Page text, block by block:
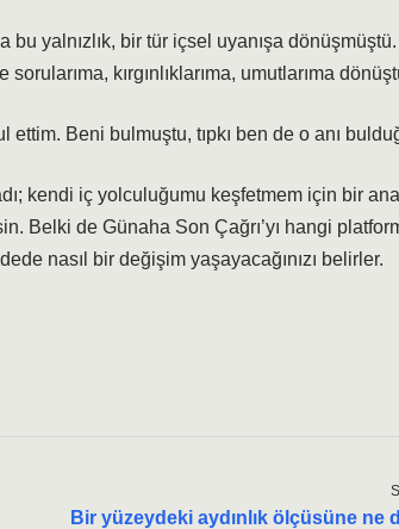
bu yalnızlık, bir tür içsel uyanışa
kırgınlıklarıma, umutlarıma
Beni bulmuştu, tıpkı ben de o anı
kendi iç yolculuğumu keşfetmem için bir
Belki de Günaha Son Çağrı’yı hangi
nasıl bir değişim yaşayacağınızı belirler.
Bir yüzeydeki aydınlık ölçüsüne ne